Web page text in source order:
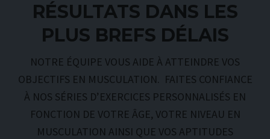
RÉSULTATS DANS LES
PLUS BREFS DÉLAIS
NOTRE ÉQUIPE VOUS AIDE À ATTEINDRE VOS
OBJECTIFS EN MUSCULATION. FAITES CONFIANCE
À NOS SÉRIES D’EXERCICES PERSONNALISÉS EN
FONCTION DE VOTRE ÂGE, VOTRE NIVEAU EN
MUSCULATION AINSI QUE VOS APTITUDES